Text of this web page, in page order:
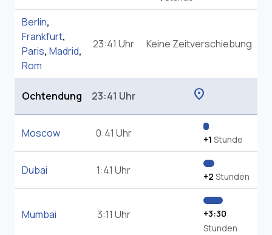
Berlin,
Frankfurt,
Paris, Madrid,
Rom
23:41 Uhr Keine Zeitverschiebung
Ochtendung 23:41 Uhr location_on
Moscow 0:41 Uhr +1 Stunde
Dubai 1:41 Uhr +2 Stunden
Mumbai 3:11 Uhr
+3:30
Stunden